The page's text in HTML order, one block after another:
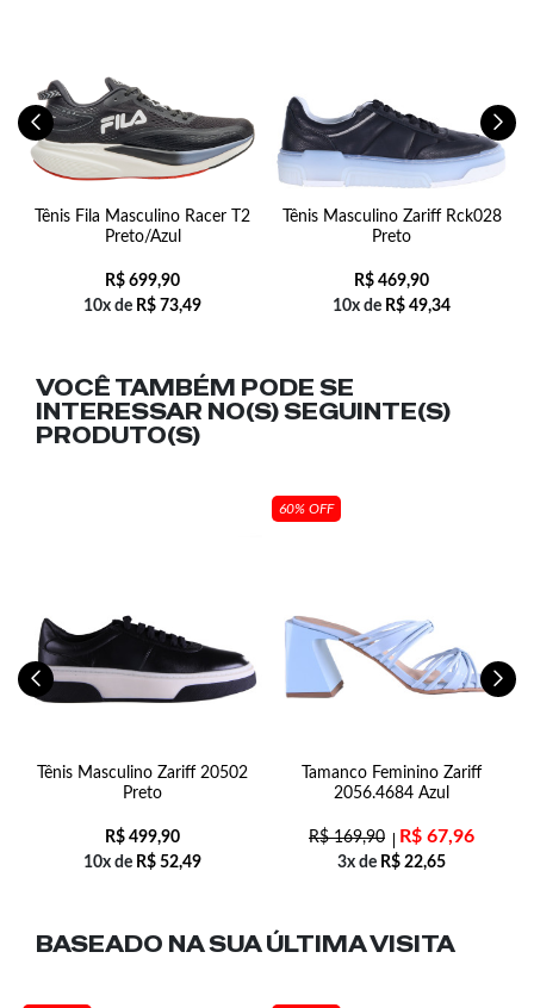
Tênis Fila Masculino Racer T2
Preto/Azul
R$ 699,90
10x de R$ 73,49
Tênis Masculino Zariff Rck028
Preto
R$ 469,90
10x de R$ 49,34
VOCÊ TAMBÉM PODE SE
INTERESSAR NO(S) SEGUINTE(S)
PRODUTO(S)
Tênis Masculino Zariff 20502
Preto
R$ 499,90
10x de R$ 52,49
60% OFF
Tamanco Feminino Zariff
2056.4684 Azul
R$169,90 R$ 67,96
3x de R$ 22,65
BASEADO NA SUAÚLTIMA VISITA